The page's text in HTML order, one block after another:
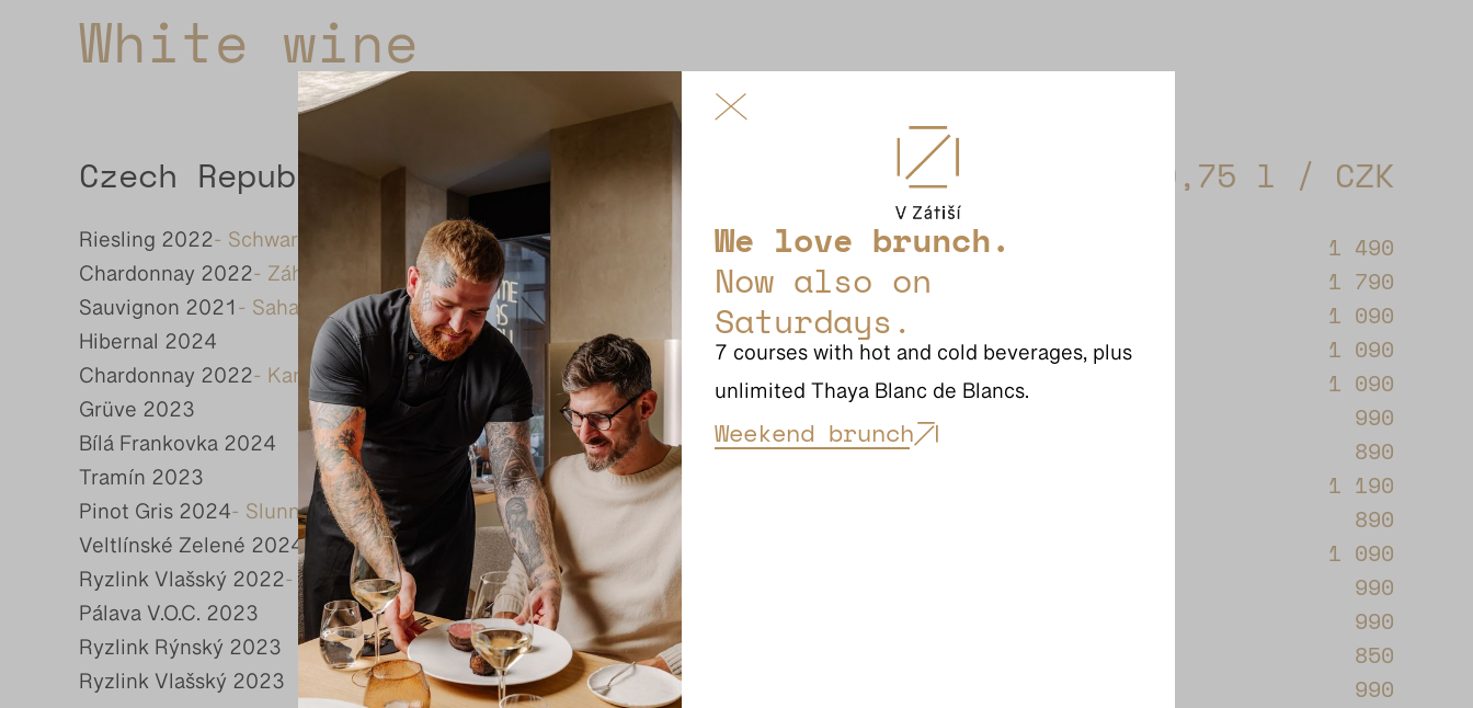
White wine
Czech Republic 0,75 l / CZK
Riesling 2022- Schwartberg Troja - Praha Zilvar 1 490
Chardonnay 2022- Záhřebenské Springer 1 790
Sauvignon 2021- Sahara Fabig 1 090
Hibernal 2024 Pialek & Jäger 1 090
Chardonnay 2022- Karlov Oulehla 1 090
Grüve 2023 Verýsek 990
Bílá Frankovka 2024 J. Stávek 890
Tramín 2023 1 190
Pinot Gris 2024- Slunný Vrch 890
Veltlínské Zelené 2024- Stará Hora 1 090
Ryzlink Vlašský 2022- Perná-Železná 990
Pálava V.O.C. 2023 990
Ryzlink Rýnský 2023 850
Ryzlink Vlašský 2023 990
We love brunch.
Now also on
Saturdays.
7 courses with hot and cold beverages, plus
unlimited Thaya Blanc de Blancs.
Weekend brunch